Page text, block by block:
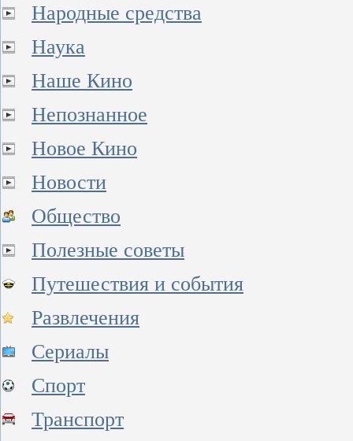
Народные средства
Наука
Наше Кино
Непознанное
Новое Кино
Новости
Общество
Полезные советы
Путешествия и события
Развлечения
Сериалы
Спорт
Транспорт